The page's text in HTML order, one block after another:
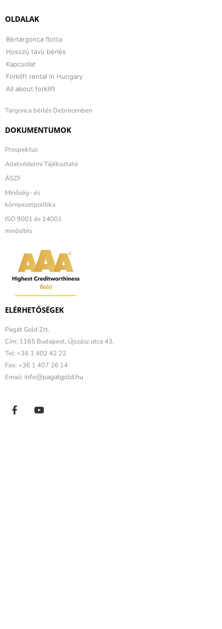
OLDALAK
Bértargonca flotta
Hosszú távú bérlés
Kapcsolat
Forklift rental in Hungary
All about forklift
Targonca bérlés Debrecenben
DOKUMENTUMOK
Prospektus
Adatvédelmi Tájékoztató
ÁSZF
Minőség- és
környezetpolitika
ISO 9001 és 14001
minősítés
ELÉRHETŐSÉGEK
Pagát Gold Zrt.
Cím: 1165 Budapest, Újszász utca 43.
Tel: +36 1 402 42 22
Fax: +36 1 407 26 14
Email: info@pagatgold.hu